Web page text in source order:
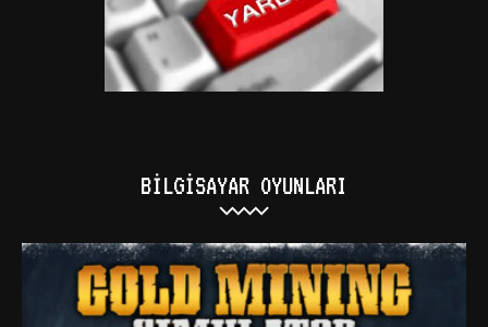
BILGISAYAR OYUNLARI